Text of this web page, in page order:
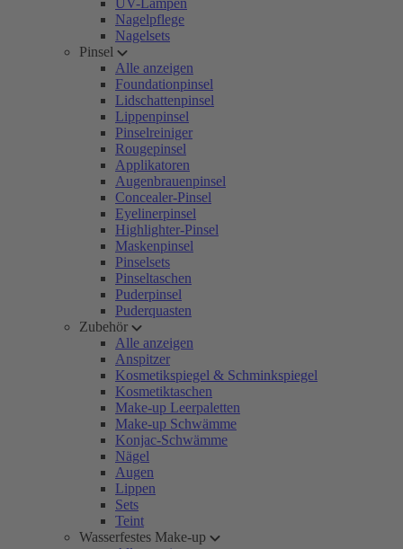
UV-Lampen
Nagelpflege
Nagelsets
Pinsel
Alle anzeigen
Foundationpinsel
Lidschattenpinsel
Lippenpinsel
Pinselreiniger
Rougepinsel
Applikatoren
Augenbrauenpinsel
Concealer-Pinsel
Eyelinerpinsel
Highlighter-Pinsel
Maskenpinsel
Pinselsets
Pinseltaschen
Puderpinsel
Puderquasten
Zubehör
Alle anzeigen
Anspitzer
Kosmetikspiegel & Schminkspiegel
Kosmetiktaschen
Make-up Leerpaletten
Make-up Schwämme
Konjac-Schwämme
Nägel
Augen
Lippen
Sets
Teint
Wasserfestes Make-up